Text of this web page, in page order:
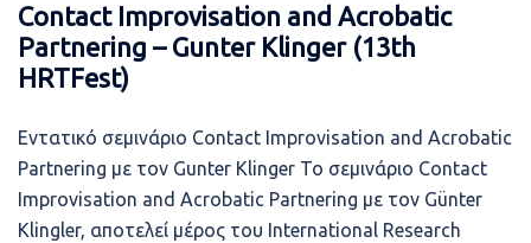
Contact Improvisation and Acrobatic
Partnering – Gunter Klinger (13th
HRTFest)
Εντατικό σεμινάριο Contact Improvisation and Acrobatic
Partnering με τον Gunter Klinger Το σεμινάριο Contact
Improvisation and Acrobatic Partnering με τον Günter
Klingler, αποτελεί μέρος του International Research